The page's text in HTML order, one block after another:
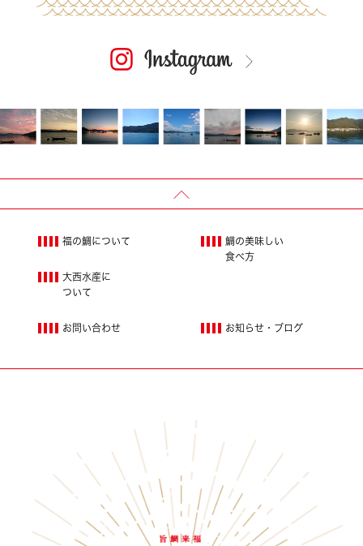
福の鯛について
鯛の美味しい
食べ方
大西水産に
ついて
お知らせ・ブログ
お問い合わせ